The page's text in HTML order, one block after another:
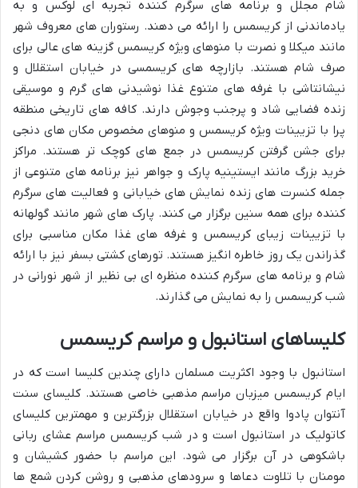
شام مجلل و برنامه های سرگرم کننده تجربه ای لوکس و به
یادماندنی از کریسمس را ارائه می دهند. رستوران های معروف شهر
مانند میکلا و نصرت با منوهای ویژه کریسمس گزینه های عالی برای
صرف شام هستند. بازارچه های کریسمسی در خیابان استقلال و
نیشانتاشی با غرفه های متنوع غذا نوشیدنی های گرم و موسیقی
زنده فضایی شاد و پرجنب وجوش دارند. کافه های تاریخی منطقه
پرا با تزیینات ویژه کریسمس و منوهای مخصوص مکان های دنجی
برای جشن گرفتن کریسمس در جمع های کوچک تر هستند. مراکز
خرید بزرگ مانند ایستینیه پارک و جواهر نیز برنامه های متنوعی از
جمله کنسرت های زنده نمایش های خیابانی و فعالیت های سرگرم
کننده برای همه سنین برگزار می کنند. پارک های شهر مانند گولهانه
با تزیینات زیبای کریسمس و غرفه های غذا مکان مناسبی برای
گذراندن یک روز خاطره انگیز هستند. تورهای کشتی بسفر نیز با ارائه
شام و برنامه های سرگرم کننده منظره ای بی نظیر از شهر نورانی در
شب کریسمس را به نمایش می گذارند.
کلیساهای استانبول و مراسم کریسمس
استانبول با وجود اکثریت مسلمان دارای چندین کلیسا است که در
ایام کریسمس میزبان مراسم مذهبی خاصی هستند. کلیسای سنت
آنتوان پادوا واقع در خیابان استقلال بزرگترین و مهمترین کلیسای
کاتولیک در استانبول است و در شب کریسمس مراسم عشای ربانی
باشکوهی در آن برگزار می شود. این مراسم با حضور کشیشان و
مومنان با تلاوت دعاها و سرودهای مذهبی و روشن کردن شمع ها